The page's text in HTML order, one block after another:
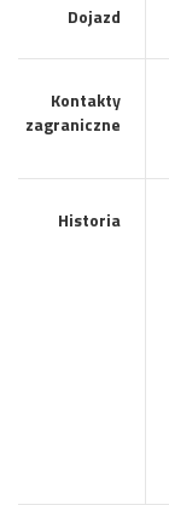
Dojazd
Kontakty
zagraniczne
Historia